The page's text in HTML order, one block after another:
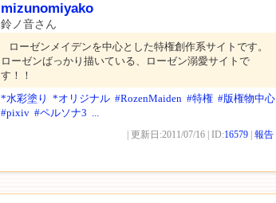
mizunomiyako
鈴ノ音さん
ローゼンメイデンを中心とした特権創作系サイトです。
ローゼンばっかり描いている、ローゼン溺愛サイトで
す！！
*水彩塗り *オリジナル #RozenMaiden #特権 #版権物中心
#pixiv #ペルソナ3 ...
| 更新日:2011/07/16 | ID:16579 報告